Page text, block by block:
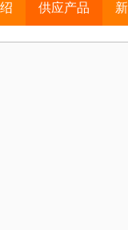
供应产品